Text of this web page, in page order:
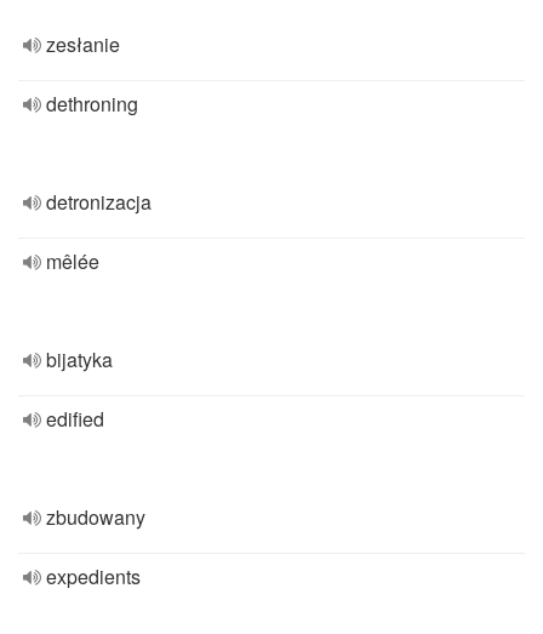
zesłanie
dethroning
detronizacja
mêlée
bijatyka
edified
zbudowany
expedients